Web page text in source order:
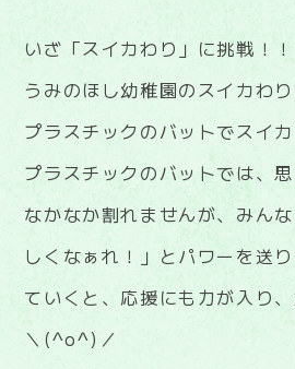
いざ「スイカわり」に挑戦！！
うみのほし幼稚園のスイカわ
プラスチックのバットでスイカ
プラスチックのバットでは、
なかなか割れませんが、みん
しくなぁれ！」とパワーを送
ていくと、応援にも力が入り
＼(^o^)／